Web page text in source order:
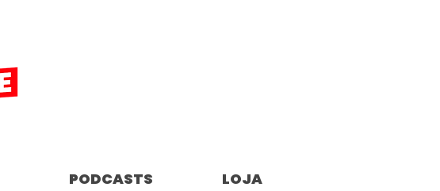
PODCASTS LOJA